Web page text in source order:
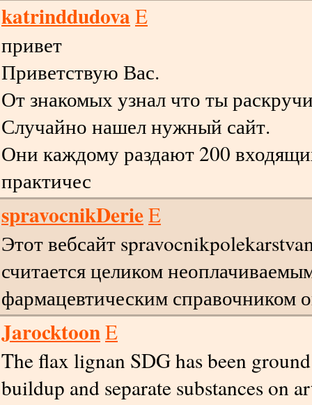
katrinddudova E
привет
Приветствую Вас.
От знакомых узнал что ты
Случайно нашел нужный сайт.
Они каждому раздают 200
практичес
spravocnikDerieE
Этот вебсайт
считается целиком
фармацевтическим справочником
JarocktoonE
The flax lignan SDG has been
buildup and separate substances on